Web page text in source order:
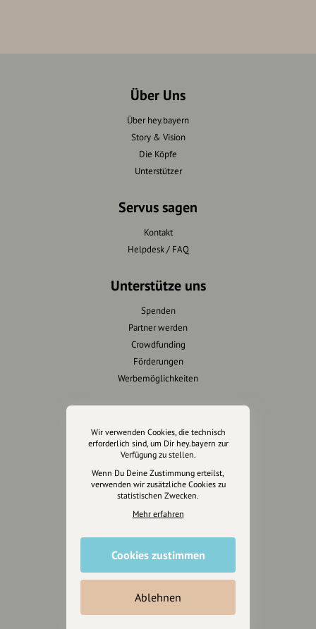
Über Uns
Über hey.bayern
Story & Vision
Die Köpfe
Unterstützer
Servus sagen
Kontakt
Helpdesk / FAQ
Unterstütze uns
Spenden
Partner werden
Crowdfunding
Förderungen
Werbemöglichkeiten
Impressum
Datenschutz
AGB
Cookies zurücksetzen
Mediakit
Wir verwenden Cookies, die technisch
erforderlich sind, um Dir hey.bayern zur
Verfügung zu stellen.
Wenn Du Deine Zustimmung erteilst,
verwenden wir zusätzliche Cookies zu
statistischen Zwecken.
Mehr erfahren
Cookies zustimmen
Ablehnen